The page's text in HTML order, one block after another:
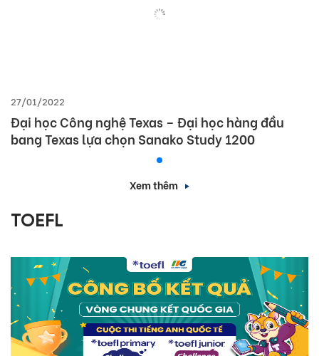
27/01/2022
Đại học Công nghệ Texas – Đại học hàng đầu
bang Texas lựa chọn Sanako Study 1200
Xem thêm
TOEFL